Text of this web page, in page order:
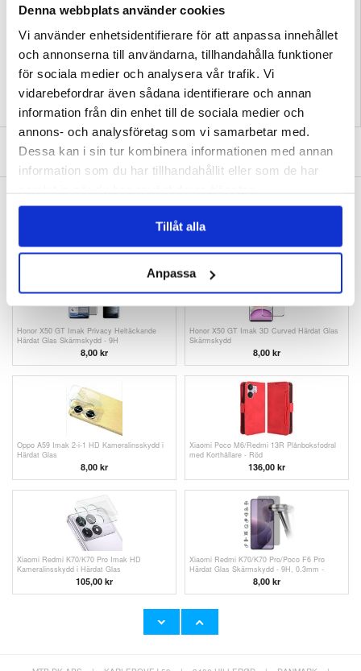
Denna webbplats använder cookies
Vi använder enhetsidentifierare för att anpassa innehållet
och annonserna till användarna, tillhandahålla funktioner
för sociala medier och analysera vår trafik. Vi
vidarebefordrar även sådana identifierare och annan
information från din enhet till de sociala medier och
annons- och analysföretag som vi samarbetar med.
Dessa kan i sin tur kombinera informationen med annan
information som du har tillhandahållit eller som de har
Tillåt alla
Anpassa
Förpackning: Euroblister
Motorola Skal & Tillbehör
50 Ultra Skal & Tillbehör
yta
Honor X50 GT Imak Privacy Heltäckande
Härdat Glas Skärmskydd - 9H
8,00 kr
Honor X50 GT Imak 3D Curved Härdat Glas
Skärmskydd
8,00 kr
Oppo A59 Imak 2-i-1 HD Kameralinsskydd i
Härdat Glas
8,00 kr
Xiaomi Poco M6/Redmi 13R Plånboksfodral
med Korthållare - Röd
136,00 kr
Xiaomi Redmi K70/K70 Pro Imak HD
Kameralinsskydd i Härdat Glas
105,00 kr
Xiaomi Redmi K70/K70 Pro/Poco F6 Pro
Härdat Glas Skärmskydd - 9H, 0.3mm -
8,00 kr